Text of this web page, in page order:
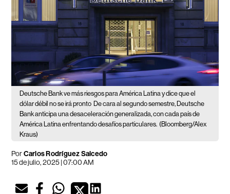
Deutsche Bank ve más riesgos para América Latina y dice que el
dólar débil no se irá pronto De cara al segundo semestre, Deutsche
Bank anticipa una desaceleración generalizada, con cada país de
América Latina enfrentando desafíos particulares. (Bloomberg/Alex
Kraus)
PorCarlos Rodríguez Salcedo
15 de julio, 2025 | 07:00 AM